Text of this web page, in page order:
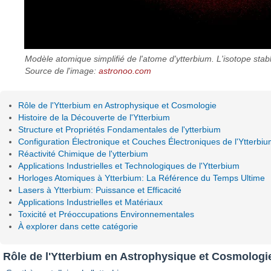
Modèle atomique simplifié de l'atome d'ytterbium. L'isotope
Source de l'image:astronoo.com
Rôle de l'Ytterbium en Astrophysique et Cosmologie
Histoire de la Découverte de l'Ytterbium
Structure et Propriétés Fondamentales de l'ytterbium
Configuration Électronique et Couches Électroniques de
Réactivité Chimique de l'ytterbium
Applications Industrielles et Technologiques de l'Ytterbium
Horloges Atomiques à Ytterbium: La Référence du Temps Ultime
Lasers à Ytterbium: Puissance et Efficacité
Applications Industrielles et Matériaux
Toxicité et Préoccupations Environnementales
À explorer dans cette catégorie
Rôle de l'Ytterbium en Astrophysique et